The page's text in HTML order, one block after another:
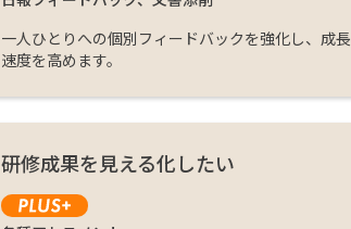
一人ひとりへの個別フィードバックを強化し、成長
速度を高めます。
研修成果を見える化したい